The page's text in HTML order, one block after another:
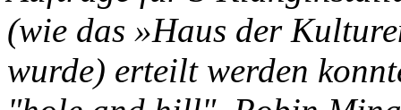
(wie das »Haus der
wurde) erteilt werden